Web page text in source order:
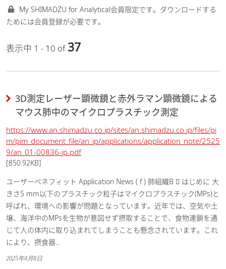
My SHIMADZU for Analytical会員限定です。ダウンロードする
ためには会員登録が必要です。
表示中 1 - 10 of 37
3D測定レーザー顕微鏡と赤外ラマン顕微鏡による
マウス肺中のマイクロプラスチック測定
https://www.an.shimadzu.co.jp/sites/an.shimadzu.co.jp/files/pi
m/pim_document_file/an_jp/applications/application_note/2525
9/an_01-00836-jp.pdf
[850.92KB]
ユーザーベネフィット Application News ( f ) 肺組織B  はじめに 大
きさ5 mm以下のプラスチック粒子はマイクロプラスチック(MPs)と
呼ばれ、環境への影響が問題となっています。近年では、空気や土
壌、海洋中のMPsを生物が意図せず摂取することで、食物連鎖を通
じて人の体内に取り込まれてしまうことも懸念されています。これ
により、摂食器...
2025年4月8日